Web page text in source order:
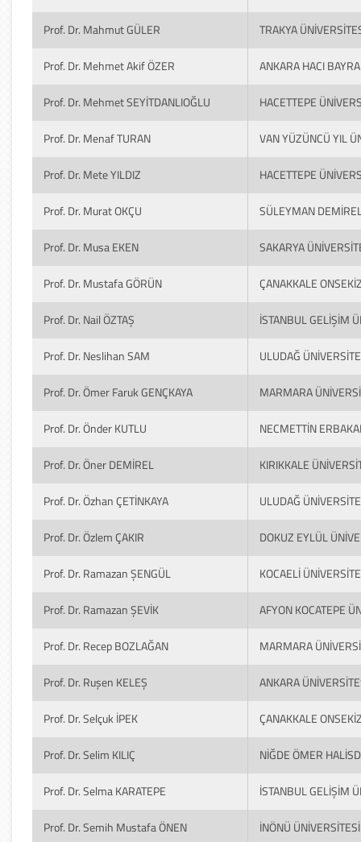
Prof. Dr. Mahmut GÜLER TRAKYA
Prof. Dr. Mehmet Akif ÖZER ANKARA HACI
Prof. Dr. Mehmet SEYİTDANLIOĞLU HACETTEPE
Prof. Dr. Menaf TURAN VAN YÜZÜNCÜ YIL
Prof. Dr. Mete YILDIZ HACETTEPE
Prof. Dr. Murat OKÇU SÜLEYMAN
Prof. Dr. Musa EKEN SAKARYA
Prof. Dr. Mustafa GÖRÜN ÇANAKKALE
Prof. Dr. Nail ÖZTAŞ İSTANBUL GELİŞİM
Prof. Dr. Neslihan SAM ULUDAĞ
Prof. Dr. Ömer Faruk GENÇKAYA MARMARA
Prof. Dr. Önder KUTLU NECMETTİN
Prof. Dr. Öner DEMİREL KIRIKKALE
Prof. Dr. Özhan ÇETİNKAYA ULUDAĞ
Prof. Dr. Özlem ÇAKIR DOKUZ EYLÜL
Prof. Dr. Ramazan ŞENGÜL KOCAELİ
Prof. Dr. Ramazan ŞEVİK AFYON KOCATEPE
Prof. Dr. Recep BOZLAĞAN MARMARA
Prof. Dr. Ruşen KELEŞ ANKARA
Prof. Dr. Selçuk İPEK ÇANAKKALE
Prof. Dr. Selim KILIÇ NİĞDE ÖMER
Prof. Dr. Selma KARATEPE İSTANBUL GELİŞİM
Prof. Dr. Semih Mustafa ÖNEN İNÖNÜ